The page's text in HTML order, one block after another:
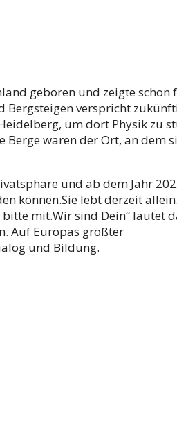
geboren und zeigte schon
Bergsteigen verspricht
um dort Physik zu
waren der Ort, an dem
und ab dem Jahr
können.Sie lebt derzeit
mit.Wir sind Dein“ lautet
Auf Europas größter
und Bildung.